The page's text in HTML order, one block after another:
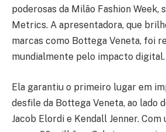
poderosas da Milão Fashion Week,
Metrics. A apresentadora, que
marcas como Bottega Veneta, foi
mundialmente pelo impacto digital.
Ela garantiu o primeiro lugar em
desfile da Bottega Veneta, ao lado
Jacob Elordi e Kendall Jenner. Com